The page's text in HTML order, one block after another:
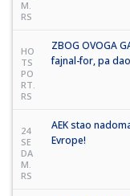
M.
RS
HO
TS
PO
RT.
RS
ZBOG OVOGA
fajnal-for, pa
24
SE
DA
M.
RS
AEK stao
Evrope!